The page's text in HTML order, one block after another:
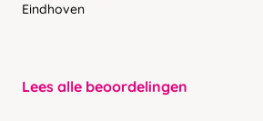
Eindhoven
Lees alle beoordelingen